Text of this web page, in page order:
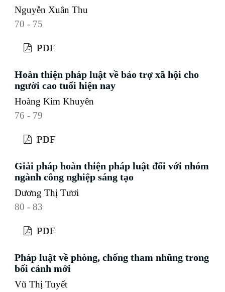
Nguyễn Xuân Thu
70 - 75
PDF
Hoàn thiện pháp luật về bảo trợ xã hội cho
người cao tuổi hiện nay
Hoàng Kim Khuyên
76 - 79
PDF
Giải pháp hoàn thiện pháp luật đối với nhóm
ngành công nghiệp sáng tạo
Dương Thị Tươi
80 - 83
PDF
Pháp luật về phòng, chống tham nhũng trong
bối cảnh mới
Vũ Thị Tuyết